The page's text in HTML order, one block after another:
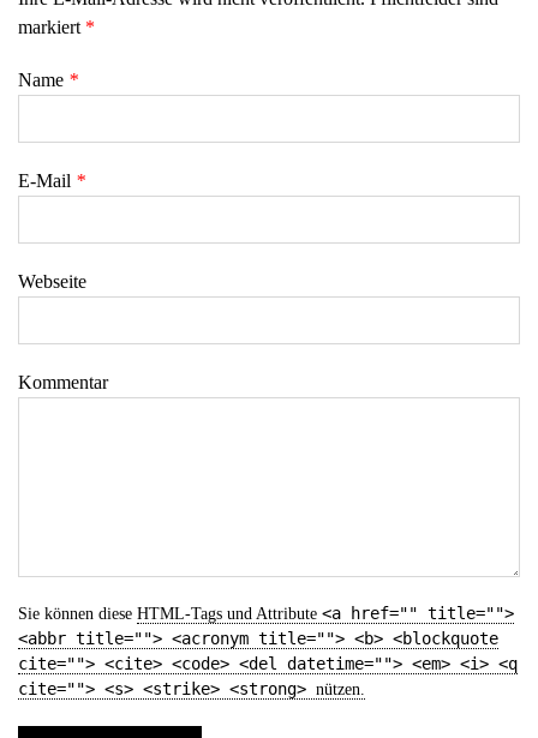
markiert *
Name *
E-Mail *
Webseite
Kommentar
Sie können diese HTML-Tags und Attribute <a href="" title="">
<abbr title=""> <acronym title=""> <b> <blockquote
cite=""> <cite> <code> <del datetime=""> <em> <i> <q
cite=""> <s> <strike> <strong> nützen.